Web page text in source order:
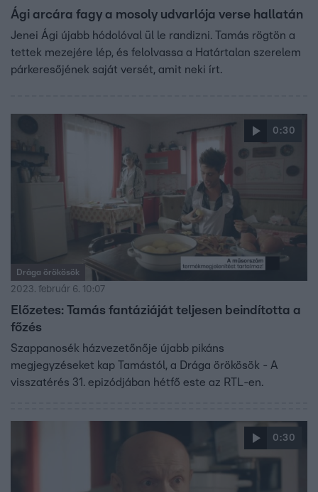
Ági arcára fagy a mosoly udvarlója verse hallatán
Jenei Ági újabb hódolóval ül le randizni. Tamás rögtön a
tettek mezejére lép, és felolvassa a Határtalan szerelem
párkeresőjének saját versét, amit neki írt.
0:30
Drága örökösök
2023. február 6. 10:07
Előzetes: Tamás fantáziáját teljesen beindította a
főzés
Szappanosék házvezetőnője újabb pikáns
megjegyzéseket kap Tamástól, a Drága örökösök - A
visszatérés 31. epizódjában hétfő este az RTL-en.
0:30